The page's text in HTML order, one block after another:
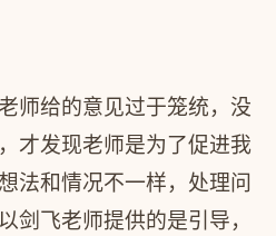
师给的意见过于笼统，没
才发现老师是为了促进我
法和情况不一样，处理问
剑飞老师提供的是引导，